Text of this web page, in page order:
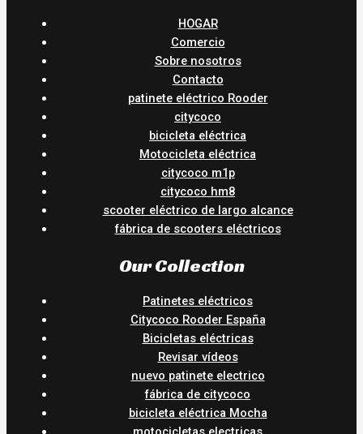
HOGAR
Comercio
Sobre nosotros
Contacto
patinete eléctrico Rooder
citycoco
bicicleta eléctrica
Motocicleta eléctrica
citycoco m1p
citycoco hm8
scooter eléctrico de largo alcance
fábrica de scooters eléctricos
Our Collection
Patinetes eléctricos
Citycoco Rooder España
Bicicletas eléctricas
Revisar vídeos
nuevo patinete electrico
fábrica de citycoco
bicicleta eléctrica Mocha